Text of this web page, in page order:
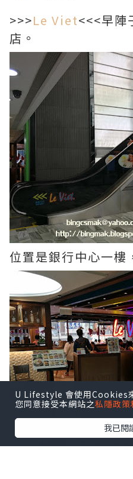
>>>Le Viet<<<早陣
店。
位置是銀行中心一樓
U Lifestyle 會使用Cookies
您同意接受本網站之私隱政
我已閱